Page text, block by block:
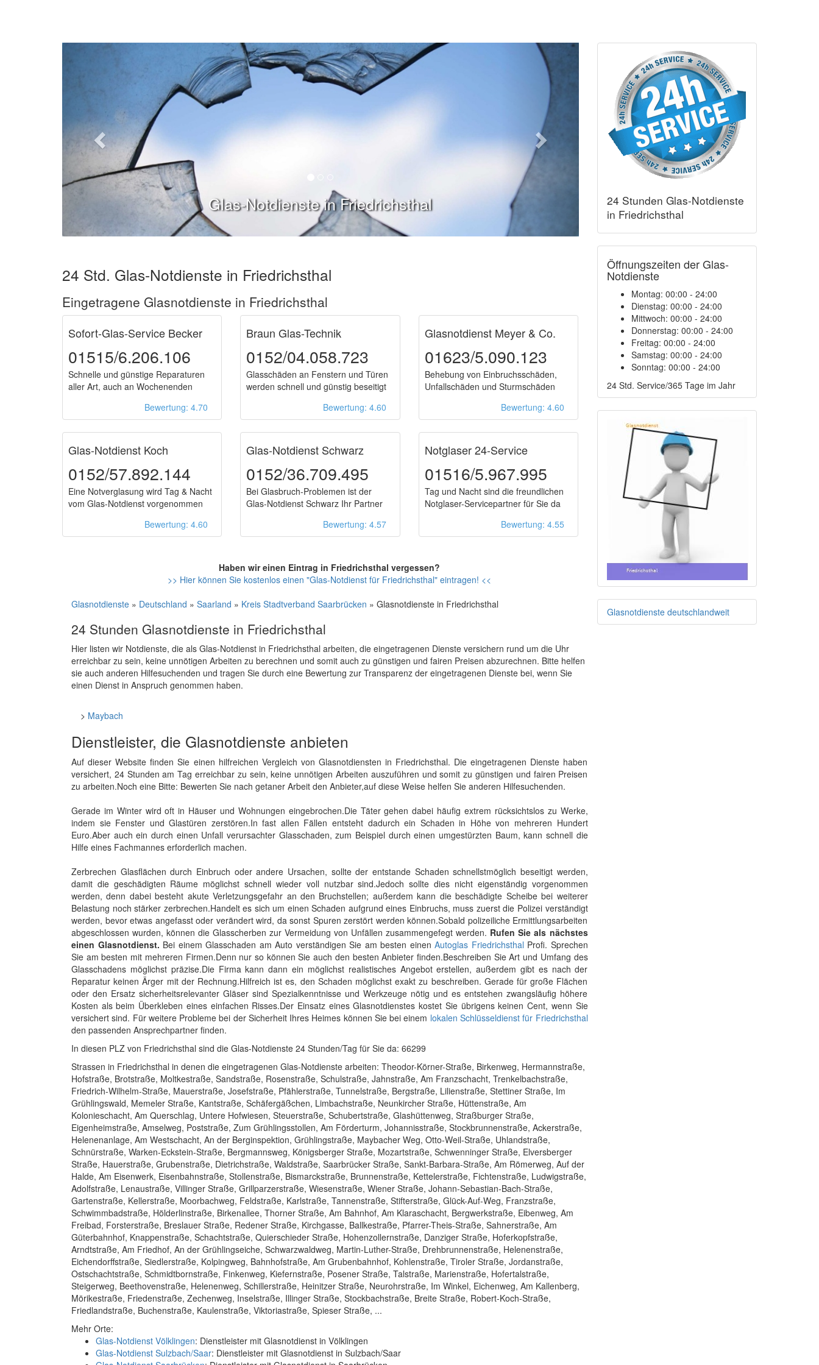
Glas-Notdienste in Friedrichsthal
24 Std. Glas-Notdienste in Friedrichsthal
Eingetragene Glasnotdienste in Friedrichsthal
Sofort-Glas-Service Becker
01515/6.206.106
Schnelle und günstige Reparaturen
aller Art, auch an Wochenenden
Bewertung: 4.70
Braun Glas-Technik
0152/04.058.723
Glasschäden an Fenstern und Türen
werden schnell und günstig beseitigt
Bewertung: 4.60
Glasnotdienst Meyer & Co.
01623/5.090.123
Behebung von Einbruchsschäden,
Unfallschäden und Sturmschäden
Bewertung: 4.60
Glas-Notdienst Koch
0152/57.892.144
Eine Notverglasung wird Tag & Nacht
vom Glas-Notdienst vorgenommen
Bewertung: 4.60
Glas-Notdienst Schwarz
0152/36.709.495
Bei Glasbruch-Problemen ist der
Glas-Notdienst Schwarz Ihr Partner
Bewertung: 4.57
Notglaser 24-Service
01516/5.967.995
Tag und Nacht sind die freundlichen
Notglaser-Servicepartner für Sie da
Bewertung: 4.55
Haben wir einen Eintrag in Friedrichsthal vergessen?
>> Hier können Sie kostenlos einen "Glas-Notdienst für Friedrichsthal" eintragen! <<
Glasnotdienste » Deutschland » Saarland » Kreis Stadtverband Saarbrücken » Glasnotdienste in Friedrichsthal
24 Stunden Glasnotdienste in Friedrichsthal
Hier listen wir Notdienste, die als Glas-Notdienst in Friedrichsthal arbeiten, die eingetragenen Dienste versichern rund um die Uhr
erreichbar zu sein, keine unnötigen Arbeiten zu berechnen und somit auch zu günstigen und fairen Preisen abzurechnen. Bitte helfen
sie auch anderen Hilfesuchenden und tragen Sie durch eine Bewertung zur Transparenz der eingetragenen Dienste bei, wenn Sie
einen Dienst in Anspruch genommen haben.
> Maybach
Dienstleister, die Glasnotdienste anbieten
Auf dieser Website finden Sie einen hilfreichen Vergleich von Glasnotdiensten in Friedrichsthal. Die eingetragenen Dienste haben
versichert, 24 Stunden am Tag erreichbar zu sein, keine unnötigen Arbeiten auszuführen und somit zu günstigen und fairen Preisen
zu arbeiten.Noch eine Bitte: Bewerten Sie nach getaner Arbeit den Anbieter,auf diese Weise helfen Sie anderen Hilfesuchenden.
Gerade im Winter wird oft in Häuser und Wohnungen eingebrochen.Die Täter gehen dabei häufig extrem rücksichtslos zu Werke,
indem sie Fenster und Glastüren zerstören.In fast allen Fällen entsteht dadurch ein Schaden in Höhe von mehreren Hundert
Euro.Aber auch ein durch einen Unfall verursachter Glasschaden, zum Beispiel durch einen umgestürzten Baum, kann schnell die
Hilfe eines Fachmannes erforderlich machen.
Zerbrechen Glasflächen durch Einbruch oder andere Ursachen, sollte der entstande Schaden schnellstmöglich beseitigt werden,
damit die geschädigten Räume möglichst schnell wieder voll nutzbar sind.Jedoch sollte dies nicht eigenständig vorgenommen
werden, denn dabei besteht akute Verletzungsgefahr an den Bruchstellen; außerdem kann die beschädigte Scheibe bei weiterer
Belastung noch stärker zerbrechen.Handelt es sich um einen Schaden aufgrund eines Einbruchs, muss zuerst die Polizei verständigt
werden, bevor etwas angefasst oder verändert wird, da sonst Spuren zerstört werden können.Sobald polizeiliche Ermittlungsarbeiten
abgeschlossen wurden, können die Glasscherben zur Vermeidung von Unfällen zusammengefegt werden. Rufen Sie als nächstes
einen Glasnotdienst. Bei einem Glasschaden am Auto verständigen Sie am besten einen Autoglas Friedrichsthal Profi. Sprechen
Sie am besten mit mehreren Firmen.Denn nur so können Sie auch den besten Anbieter finden.Beschreiben Sie Art und Umfang des
Glasschadens möglichst präzise.Die Firma kann dann ein möglichst realistisches Angebot erstellen, außerdem gibt es nach der
Reparatur keinen Ärger mit der Rechnung.Hilfreich ist es, den Schaden möglichst exakt zu beschreiben. Gerade für große Flächen
oder den Ersatz sicherheitsrelevanter Gläser sind Spezialkenntnisse und Werkzeuge nötig und es entstehen zwangsläufig höhere
Kosten als beim Überkleben eines einfachen Risses.Der Einsatz eines Glasnotdienstes kostet Sie übrigens keinen Cent, wenn Sie
versichert sind. Für weitere Probleme bei der Sicherheit Ihres Heimes können Sie bei einem lokalen Schlüsseldienst für Friedrichsthal
den passenden Ansprechpartner finden.
In diesen PLZ von Friedrichsthal sind die Glas-Notdienste 24 Stunden/Tag für Sie da: 66299
Strassen in Friedrichsthal in denen die eingetragenen Glas-Notdienste arbeiten: Theodor-Körner-Straße, Birkenweg, Hermannstraße,
Hofstraße, Brotstraße, Moltkestraße, Sandstraße, Rosenstraße, Schulstraße, Jahnstraße, Am Franzschacht, Trenkelbachstraße,
Friedrich-Wilhelm-Straße, Mauerstraße, Josefstraße, Pfählerstraße, Tunnelstraße, Bergstraße, Lilienstraße, Stettiner Straße, Im
Grühlingswald, Memeler Straße, Kantstraße, Schäfergäßchen, Limbachstraße, Neunkircher Straße, Hüttenstraße, Am
Kolonieschacht, Am Querschlag, Untere Hofwiesen, Steuerstraße, Schubertstraße, Glashüttenweg, Straßburger Straße,
Eigenheimstraße, Amselweg, Poststraße, Zum Grühlingsstollen, Am Förderturm, Johannisstraße, Stockbrunnenstraße, Ackerstraße,
Helenenanlage, Am Westschacht, An der Berginspektion, Grühlingstraße, Maybacher Weg, Otto-Weil-Straße, Uhlandstraße,
Schnürstraße, Warken-Eckstein-Straße, Bergmannsweg, Königsberger Straße, Mozartstraße, Schwenninger Straße, Elversberger
Straße, Hauerstraße, Grubenstraße, Dietrichstraße, Waldstraße, Saarbrücker Straße, Sankt-Barbara-Straße, Am Römerweg, Auf der
Halde, Am Eisenwerk, Eisenbahnstraße, Stollenstraße, Bismarckstraße, Brunnenstraße, Kettelerstraße, Fichtenstraße, Ludwigstraße,
Adolfstraße, Lenaustraße, Villinger Straße, Grillparzerstraße, Wiesenstraße, Wiener Straße, Johann-Sebastian-Bach-Straße,
Gartenstraße, Kellerstraße, Moorbachweg, Feldstraße, Karlstraße, Tannenstraße, Stifterstraße, Glück-Auf-Weg, Franzstraße,
Schwimmbadstraße, Hölderlinstraße, Birkenallee, Thorner Straße, Am Bahnhof, Am Klaraschacht, Bergwerkstraße, Eibenweg, Am
Freibad, Forsterstraße, Breslauer Straße, Redener Straße, Kirchgasse, Ballkestraße, Pfarrer-Theis-Straße, Sahnerstraße, Am
Güterbahnhof, Knappenstraße, Schachtstraße, Quierschieder Straße, Hohenzollernstraße, Danziger Straße, Hoferkopfstraße,
Arndtstraße, Am Friedhof, An der Grühlingseiche, Schwarzwaldweg, Martin-Luther-Straße, Drehbrunnenstraße, Helenenstraße,
Eichendorffstraße, Siedlerstraße, Kolpingweg, Bahnhofstraße, Am Grubenbahnhof, Kohlenstraße, Tiroler Straße, Jordanstraße,
Ostschachtstraße, Schmidtbornstraße, Finkenweg, Kiefernstraße, Posener Straße, Talstraße, Marienstraße, Hofertalstraße,
Steigerweg, Beethovenstraße, Helenenweg, Schillerstraße, Heinitzer Straße, Neurohrstraße, Im Winkel, Eichenweg, Am Kallenberg,
Mörikestraße, Friedenstraße, Zechenweg, Inselstraße, Illinger Straße, Stockbachstraße, Breite Straße, Robert-Koch-Straße,
Friedlandstraße, Buchenstraße, Kaulenstraße, Viktoriastraße, Spieser Straße, ...
Mehr Orte:
Glas-Notdienst Völklingen: Dienstleister mit Glasnotdienst in Völklingen
Glas-Notdienst Sulzbach/Saar: Dienstleister mit Glasnotdienst in Sulzbach/Saar
24 Stunden Glas-Notdienste
in Friedrichsthal
Öffnungszeiten der Glas-
Notdienste
Montag: 00:00 - 24:00
Dienstag: 00:00 - 24:00
Mittwoch: 00:00 - 24:00
Donnerstag: 00:00 - 24:00
Freitag: 00:00 - 24:00
Samstag: 00:00 - 24:00
Sonntag: 00:00 - 24:00
24 Std. Service/365 Tage im Jahr
Glasnotdienste deutschlandweit